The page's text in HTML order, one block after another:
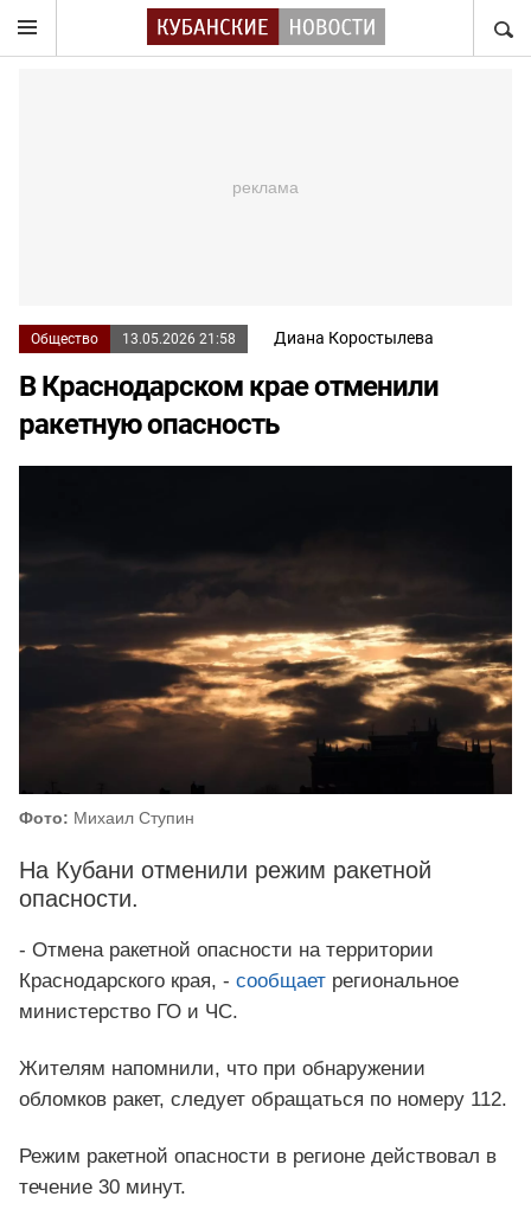
Общество 13.05.2026 21:58 Диана Коростылева
В Краснодарском крае отменили
ракетную опасность
Фото: Михаил Ступин
На Кубани отменили режим ракетной
опасности.
- Отмена ракетной опасности на территории
Краснодарского края, - сообщает региональное
министерство ГО и ЧС.
Жителям напомнили, что при обнаружении
обломков ракет, следует обращаться по номеру 112.
Режим ракетной опасности в регионе действовал в
течение 30 минут.